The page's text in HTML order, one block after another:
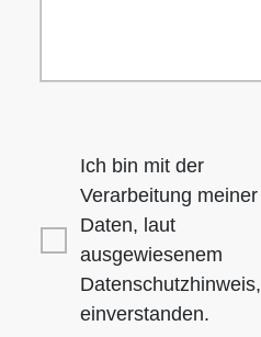
Ich bin mit der
Verarbeitung meiner
Daten, laut
ausgewiesenem
Datenschutzhinweis,
einverstanden.